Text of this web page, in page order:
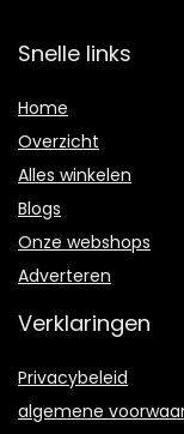
Snelle links
Home
Overzicht
Alles winkelen
Blogs
Onze webshops
Adverteren
Verklaringen
Privacybeleid
algemene